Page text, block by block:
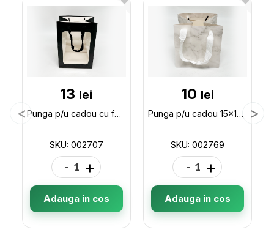
13 lei
Punga p/u cadou cu fereastra 25*18*13 ML32-2 002707
SKU: 002707
- +
Adauga in cos
10 lei
Punga p/u cadou 15x15x15 (ML32-5) 002769
SKU: 002769
- +
Adauga in cos